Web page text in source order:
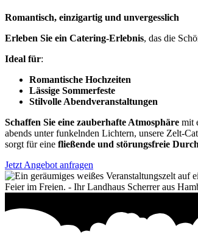
Romantisch, einzigartig und unvergesslich
Erleben Sie ein Catering-Erlebnis, das die
Ideal für:
Romantische Hochzeiten
Lässige Sommerfeste
Stilvolle Abendveranstaltungen
Schaffen Sie eine zauberhafte Atmosphäre mit
abends unter funkelnden Lichtern, unsere Zelt-
sorgt für eine fließende und störungsfreie
Jetzt Angebot anfragen